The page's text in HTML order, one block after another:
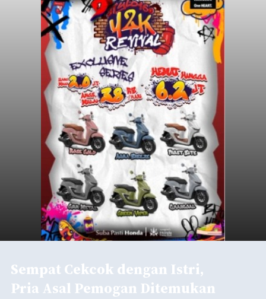
Sempat Cekcok dengan Istri,
Pria Asal Pemogan Ditemukan